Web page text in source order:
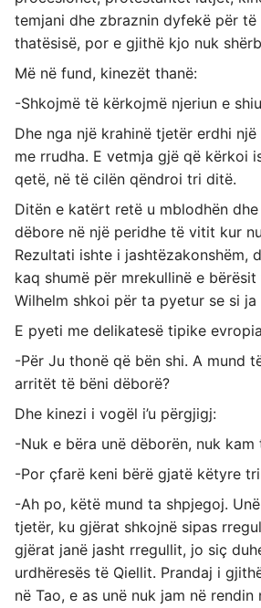
temjani dhe zbraznin dyfekë për
thatësisë, por e gjithë kjo nuk
Më në fund, kinezët thanë:
-Shkojmë të kërkojmë njeriun e
Dhe nga një krahinë tjetër erdhi
me rrudha. E vetmja gjë që kërkoi
qetë, në të cilën qëndroi tri ditë.
Ditën e katërt retë u mblodhën
dëbore në një peridhe të vitit kur
Rezultati ishte i jashtëzakonshëm,
kaq shumë për mrekullinë e
Wilhelm shkoi për ta pyetur se si ja
E pyeti me delikatesë tipike
-Për Ju thonë që bën shi. A mund
arritët të bëni dëborë?
Dhe kinezi i vogël i’u përgjigj:
-Nuk e bëra unë dëborën, nuk
-Por çfarë keni bërë gjatë këtyre
-Ah po, këtë mund ta shpjegoj.
tjetër, ku gjërat shkojnë sipas
gjërat janë jasht rregullit, jo siç
urdhëresës të Qiellit. Prandaj i
në Tao, e as unë nuk jam në